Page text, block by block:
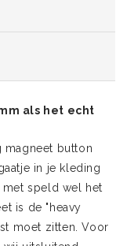
als het echt
button
in je kleding
speld wel het
is de "heavy
moet zitten. Voor